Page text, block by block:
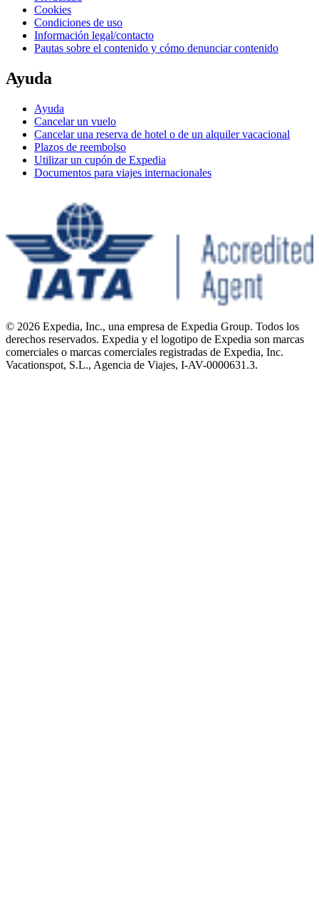
Cookies
Condiciones de uso
Información legal/contacto
Pautas sobre el contenido y cómo denunciar contenido
Ayuda
Ayuda
Cancelar un vuelo
Cancelar una reserva de hotel o de un alquiler vacacional
Plazos de reembolso
Utilizar un cupón de Expedia
Documentos para viajes internacionales
© 2026 Expedia, Inc., una empresa de Expedia Group. Todos los
derechos reservados. Expedia y el logotipo de Expedia son marcas
comerciales o marcas comerciales registradas de Expedia, Inc.
Vacationspot, S.L., Agencia de Viajes, I-AV-0000631.3.